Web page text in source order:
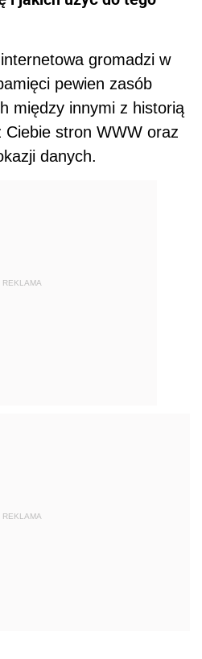
gromadzi w
pewien zasób
między innymi z historią
Ciebie stron WWW oraz
danych.
REKLAMA
REKLAMA